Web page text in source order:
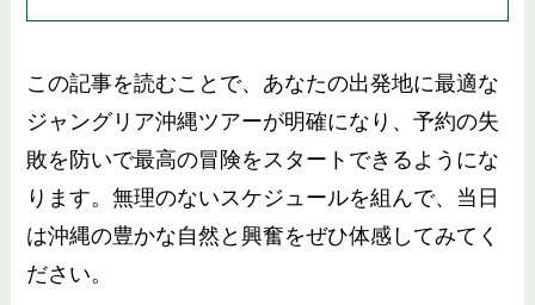
この記事を読むことで、あなたの出発地に最適な
ジャングリア沖縄ツアーが明確になり、予約の失
敗を防いで最高の冒険をスタートできるようにな
ります。無理のないスケジュールを組んで、当日
は沖縄の豊かな自然と興奮をぜひ体感してみてく
ださい。